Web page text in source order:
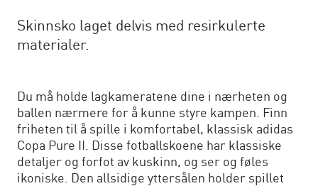
Skinnsko laget delvis med resirkulerte
materialer.
Du må holde lagkameratene dine i nærheten og
ballen nærmere for å kunne styre kampen. Finn
friheten til å spille i komfortabel, klassisk adidas
Copa Pure II. Disse fotballskoene har klassiske
detaljer og forfot av kuskinn, og ser og føles
ikoniske. Den allsidige yttersålen holder spillet